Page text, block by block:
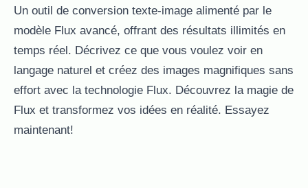
Un outil de conversion texte-image alimenté par le
modèle Flux avancé, offrant des résultats illimités en
temps réel. Décrivez ce que vous voulez voir en
langage naturel et créez des images magnifiques sans
effort avec la technologie Flux. Découvrez la magie de
Flux et transformez vos idées en réalité. Essayez
maintenant!